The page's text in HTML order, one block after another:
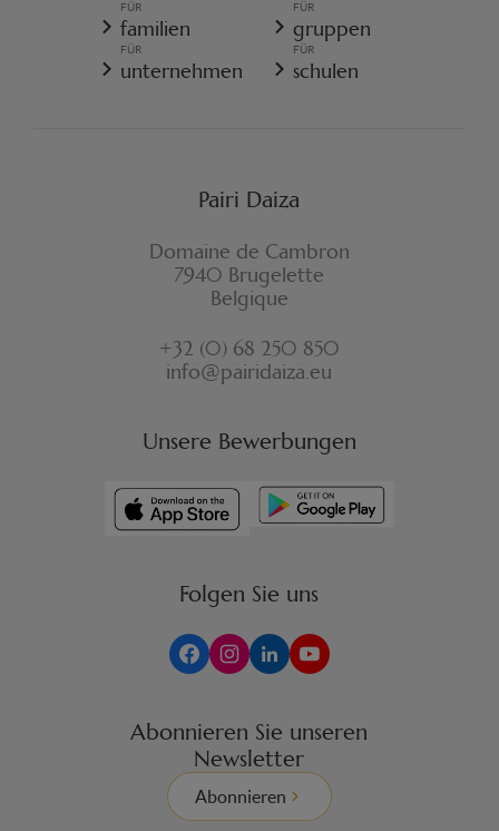
REISERÜCKTRITTSVERSICHERUNG
COOKIE-RICHTLINIE
WIDERRUFSFORMULAR
FÜR
familien
FÜR
gruppen
FÜR
unternehmen
FÜR
schulen
Pairi Daiza
Domaine de Cambron
7940 Brugelette
Belgique
+32 (0) 68 250 850
info@pairidaiza.eu
Unsere Bewerbungen
Folgen Sie uns
Abonnieren Sie unseren
Newsletter
Abonnieren